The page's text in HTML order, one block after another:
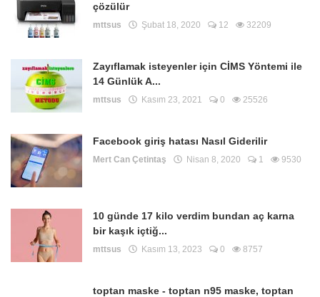
çözülür
mttsus Şubat 18, 2020 12 32209
Zayıflamak isteyenler için CİMS Yöntemi ile
14 Günlük A...
mttsus Kasım 23, 2021 0 25526
Facebook giriş hatası Nasıl Giderilir
Mert Can Çetintaş Nisan 8, 2020 1 9530
10 günde 17 kilo verdim bundan aç karna
bir kaşık içtiğ...
mttsus Kasım 13, 2023 0 8757
toptan maske - toptan n95 maske, toptan